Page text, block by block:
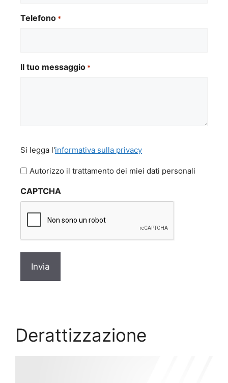
Telefono *
Il tuo messaggio *
legga
l'informativa
privacy
Si legga l'informativa sulla privacy
Autorizzo il trattamento dei miei dati personali
CAPTCHA
Derattizzazione